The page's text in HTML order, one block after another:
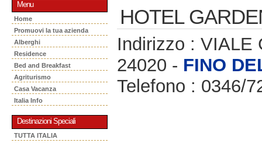
Menu
Home
Promuovi la tua azienda
Alberghi
Residence
Bed and Breakfast
Agriturismo
Casa Vacanza
Italia Info
Destinazioni Speciali
TUTTA ITALIA
HOTEL
Indirizzo : VIALE
24020 - FINO
Telefono : 0346/